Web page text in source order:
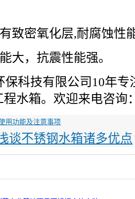
致密氧化层,耐腐蚀性
大，抗震性能强。
保科技有限公司10年专
水箱。欢迎来电咨询
用功能及注意事项
谈不锈钢水箱诸多优点